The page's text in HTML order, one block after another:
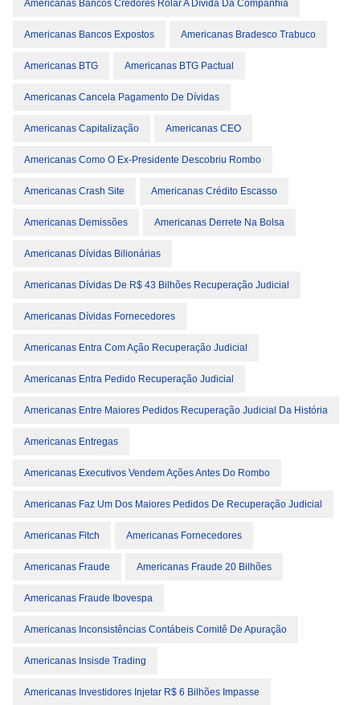
Americanas Bancos Credores Rolar A Dívida Da Companhia
Americanas Bancos Expostos Americanas Bradesco Trabuco
Americanas BTG Americanas BTG Pactual
Americanas Cancela Pagamento De Dívidas
Americanas Capitalização Americanas CEO
Americanas Como O Ex-Presidente Descobriu Rombo
Americanas Crash Site Americanas Crédito Escasso
Americanas Demissões Americanas Derrete Na Bolsa
Americanas Dívidas Bilionárias
Americanas Dívidas De R$ 43 Bilhões Recuperação Judicial
Americanas Dívidas Fornecedores
Americanas Entra Com Ação Recuperação Judicial
Americanas Entra Pedido Recuperação Judicial
Americanas Entre Maiores Pedidos Recuperação Judicial Da História
Americanas Entregas
Americanas Executivos Vendem Ações Antes Do Rombo
Americanas Faz Um Dos Maiores Pedidos De Recuperação Judicial
Americanas Fitch Americanas Fornecedores
Americanas Fraude Americanas Fraude 20 Bilhões
Americanas Fraude Ibovespa
Americanas Inconsistências Contábeis Comitê De Apuração
Americanas Insisde Trading
Americanas Investidores Injetar R$ 6 Bilhões Impasse